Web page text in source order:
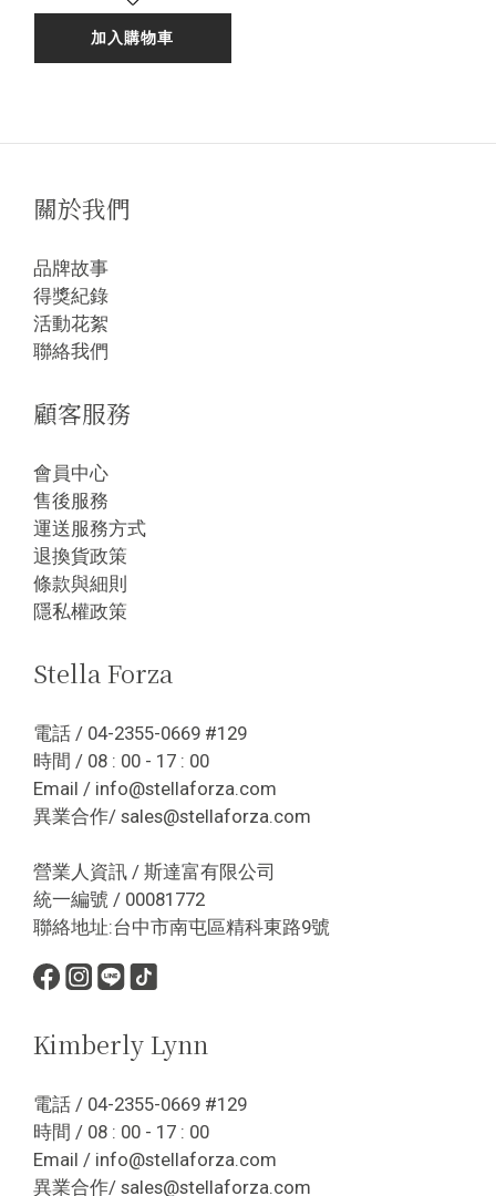
加入購物車
關於我們
品牌故事
得獎紀錄
活動花絮
聯絡我們
顧客服務
會員中心
售後服務
運送服務方式
退換貨政策
條款與細則
隱私權政策
Stella Forza
電話 / 04-2355-0669 #129
時間 / 08 : 00 - 17 : 00
Email / info@stellaforza.com
異業合作/ sales@stellaforza.com
營業人資訊 / 斯達富有限公司
統一編號 / 00081772
聯絡地址:台中市南屯區精科東路9號
Kimberly Lynn
電話 / 04-2355-0669 #129
時間 / 08 : 00 - 17 : 00
Email / info@stellaforza.com
異業合作/ sales@stellaforza.com